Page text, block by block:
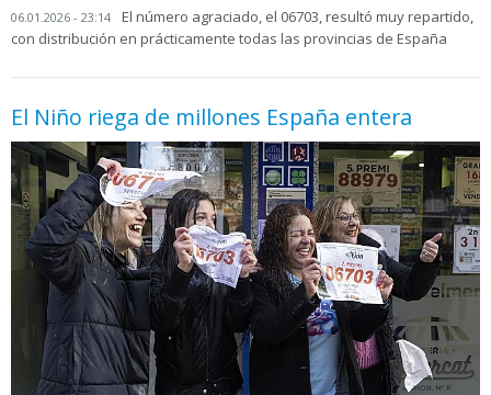
06.01.2026 - 23:14
El número agraciado, el 06703, resultó muy repartido,
con distribución en prácticamente todas las provincias de España
El Niño riega de millones España entera